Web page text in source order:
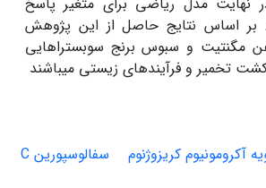
اساس نتایج حاصل از این پژوهش
مگنتیت و سبوس برنج سوبستراهایی
آکرومونیوم کریزوژنوم
سفالوسپورین C